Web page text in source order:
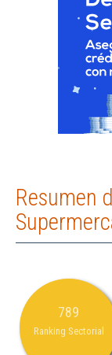
Resumen
789
Ranking Sectorial